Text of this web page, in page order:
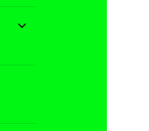
раскрыть